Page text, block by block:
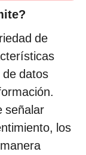
de
datos
señalar
los